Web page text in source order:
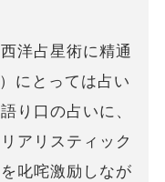
洋占星術に精通
にとっては占い
り口の占いに、
アリスティック
叱咤激励しなが